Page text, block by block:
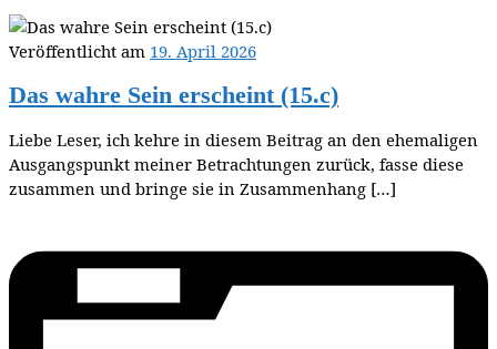
Veröffentlicht am 19. April 2026
Das wahre Sein erscheint (15.c)
Liebe Leser, ich kehre in diesem Beitrag an den ehemaligen
Ausgangspunkt meiner Betrachtungen zurück, fasse diese
zusammen und bringe sie in Zusammenhang […]